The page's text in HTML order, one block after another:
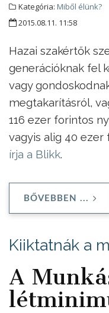
Kategória: Miből élünk?
2015.08.11. 11:58
Hazai szakértők
generációknak fel
vagy
megtakarításról,
116 ezer forintos
vagyis alig 40 ezer
írja a Blikk.
BŐVEBBEN ...
Kiiktatnák a
A